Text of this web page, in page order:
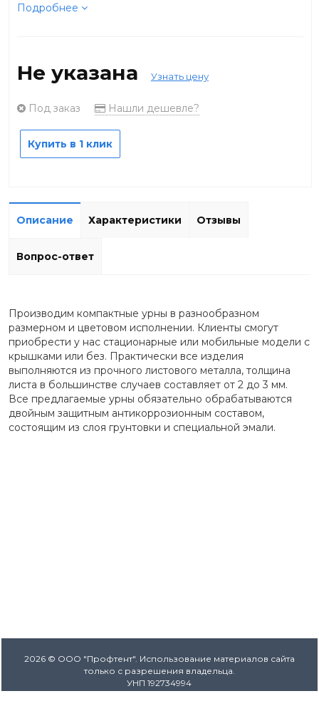
Подробнее
Не указана Узнать цену
Под заказ Нашли дешевле?
Купить в 1 клик
Описание Характеристики Отзывы
Вопрос-ответ
Производим компактные урны в разнообразном
размерном и цветовом исполнении. Клиенты смогут
приобрести у нас стационарные или мобильные модели с
крышками или без. Практически все изделия
выполняются из прочного листового металла, толщина
листа в большинстве случаев составляет от 2 до 3 мм.
Все предлагаемые урны обязательно обрабатываются
двойным защитным антикоррозионным составом,
состоящим из слоя грунтовки и специальной эмали.
2026 © ООО "Профтент". Использование материалов сайта
только с разрешения владельца.
УНП 192734994